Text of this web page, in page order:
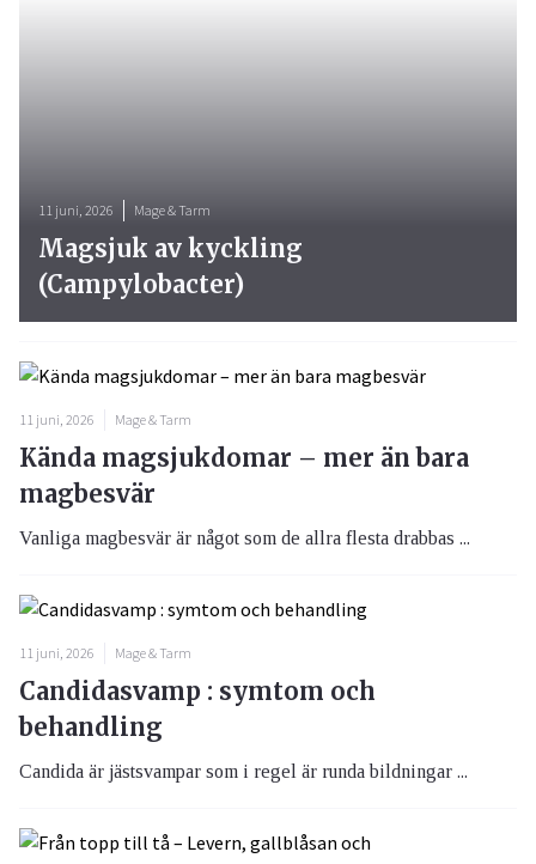
11 juni, 2026 Mage & Tarm
Kända magsjukdomar – mer än bara
magbesvär
Vanliga magbesvär är något som de allra flesta drabbas ...
11 juni, 2026 Mage & Tarm
Candidasvamp : symtom och
behandling
Candida är jästsvampar som i regel är runda bildningar ...
11 juni, 2026 Mage & Tarm
Magsjuk av kyckling
(Campylobacter)